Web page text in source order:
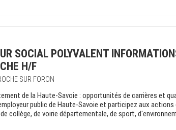
SOCIAL POLYVALENT
H/F
SUR FORON
de la Haute-Savoie : opportunités de carrières et
public de Haute-Savoie et participez aux
collège, de voirie départementale, de sport,